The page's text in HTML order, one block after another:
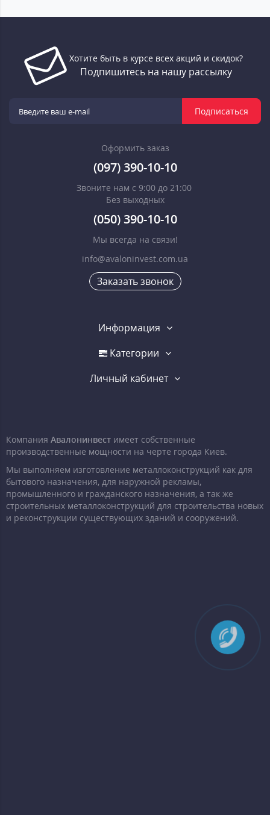
Хотите быть в курсе всех акций и скидок?
Подпишитесь на нашу рассылку
Подписаться
Оформить заказ
(097) 390-10-10
Звоните нам с 9:00 до 21:00
Без выходных
(050) 390-10-10
Мы всегда на связи!
info@avaloninvest.com.ua
Заказать звонок
Информация
Категории
Личный кабинет
Компания Авалонинвест имеет собственные
производственные мощности на черте города Киев.
Мы выполняем изготовление металлоконструкций как для
бытового назначения, для наружной рекламы,
промышленного и гражданского назначения, а так же
строительных металлоконструкций для строительства новых
и реконструкции существующих зданий и сооружений.